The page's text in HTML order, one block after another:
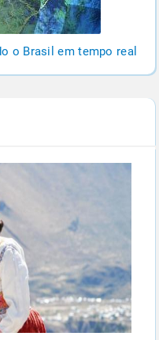
o Brasil em tempo real